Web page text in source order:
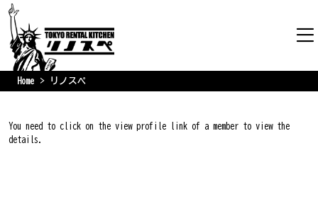
Home リノスペ
You need to click on the view profile link of a member to view the
details.